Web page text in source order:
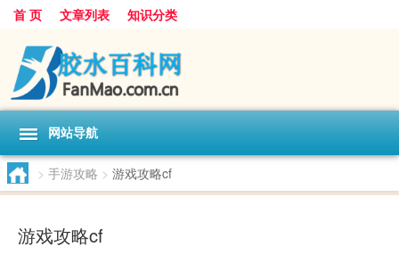
首 页 文章列表 知识分类
网站导航
> 手游攻略 > 游戏攻略cf
游戏攻略cf